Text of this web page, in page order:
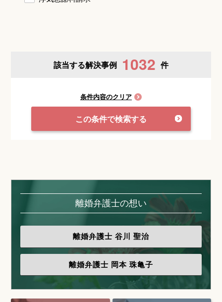
該当する解決事例 1032 件
条件内容のクリア
この条件で検索する
離婚弁護士の想い
離婚弁護士 谷川 聖治
離婚弁護士 岡本 珠亀子